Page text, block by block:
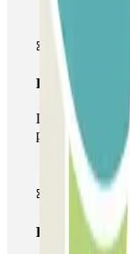
Pase básico
Durante tu
parking
Pase